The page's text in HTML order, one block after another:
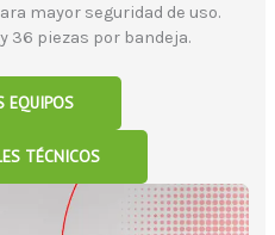
mayor seguridad de uso.
36 piezas por bandeja.
EQUIPOS
TÉCNICOS